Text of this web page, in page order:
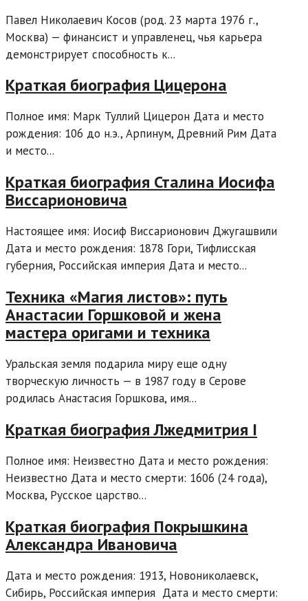
Павел Николаевич Косов (род. 23 марта 1976 г.,
Москва) — финансист и управленец, чья карьера
демонстрирует способность к...
Краткая биография Цицерона
Полное имя: Марк Туллий Цицерон Дата и место
рождения: 106 до н.э., Арпинум, Древний Рим Дата
и место...
Краткая биография Сталина Иосифа
Виссарионовича
Настоящее имя: Иосиф Виссарионович Джугашвили
Дата и место рождения: 1878 Гори, Тифлисская
губерния, Российская империя Дата и место...
Техника «Магия листов»: путь
Анастасии Горшковой и жена
мастера оригами и техника
Уральская земля подарила миру еще одну
творческую личность — в 1987 году в Серове
родилась Анастасия Горшкова, имя...
Краткая биография Лжедмитрия I
Полное имя: Неизвестно Дата и место рождения:
Неизвестно Дата и место смерти: 1606 (24 года),
Москва, Русское царство...
Краткая биография Покрышкина
Александра Ивановича
Дата и место рождения: 1913, Новониколаевск,
Сибирь, Российская империя Дата и место смерти: